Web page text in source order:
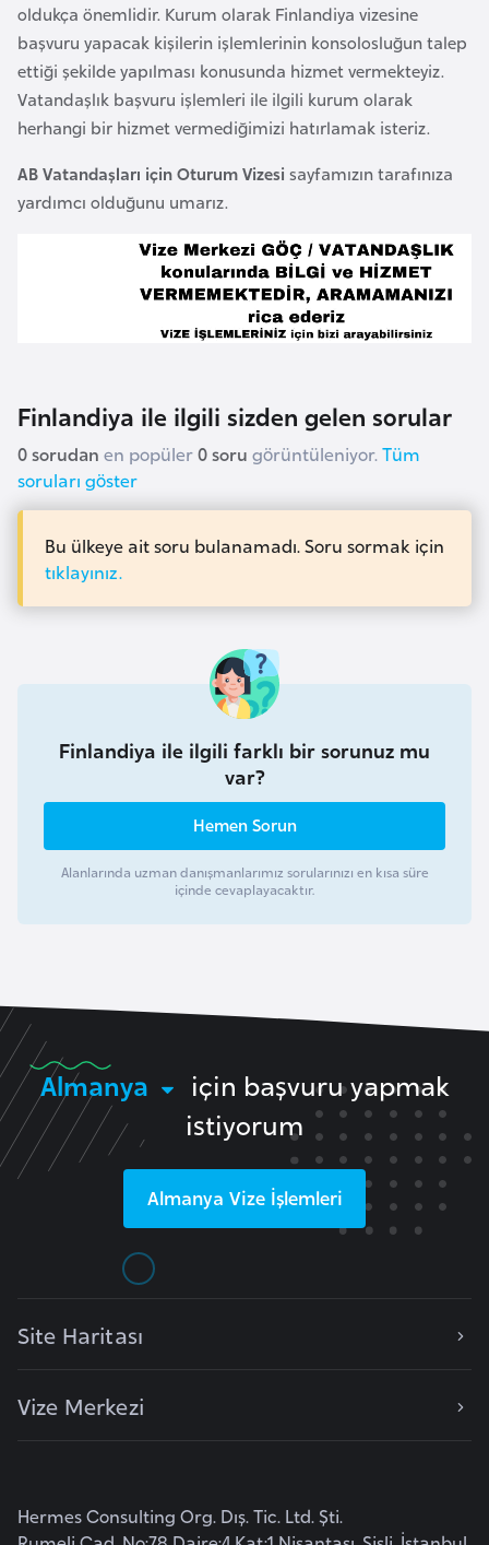
oldukça önemlidir. Kurum olarak Finlandiya vizesine
başvuru yapacak kişilerin işlemlerinin konsolosluğun talep
ettiği şekilde yapılması konusunda hizmet vermekteyiz.
Vatandaşlık başvuru işlemleri ile ilgili kurum olarak
herhangi bir hizmet vermediğimizi hatırlamak isteriz.
AB Vatandaşları için Oturum Vizesi sayfamızın tarafınıza
yardımcı olduğunu umarız.
Finlandiya ile ilgili sizden gelen sorular
0 sorudan en popüler0 soru görüntüleniyor. Tüm
soruları göster
Bu ülkeye ait soru bulanamadı. Soru sormak için
tıklayınız.
Finlandiya ile ilgili farklı bir sorunuz mu
var?
Hemen Sorun
Alanlarında uzman danışmanlarımız sorularınızı en kısa süre
içinde cevaplayacaktır.
Almanya
için başvuru yapmak
istiyorum
Almanya Vize İşlemleri
Site Haritası
Vize Merkezi
Hermes Consulting Org. Dış. Tic. Ltd. Şti.
B
u
l
g
r
i
u
k
a
Ç
u
r
i
y
z
y
C